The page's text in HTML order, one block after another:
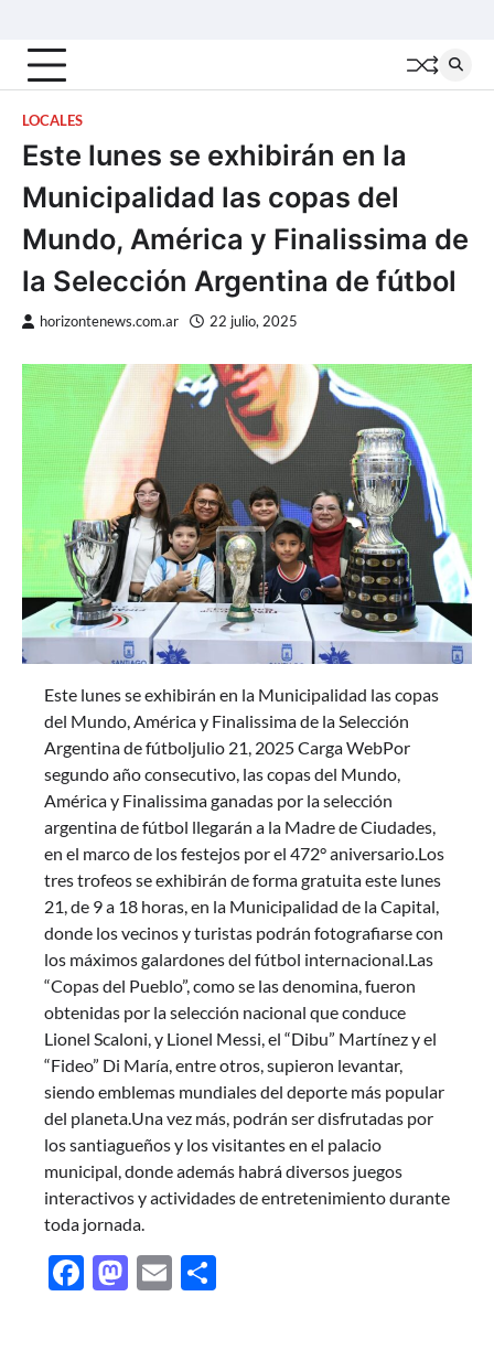
content
LOCALES
Este lunes se exhibirán en la
Municipalidad las copas del
Mundo, América y Finalissima de
la Selección Argentina de fútbol
horizontenews.com.ar 22 julio, 2025
Este lunes se exhibirán en la Municipalidad las copas
del Mundo, América y Finalissima de la Selección
Argentina de fútboljulio 21, 2025 Carga WebPor
segundo año consecutivo, las copas del Mundo,
América y Finalissima ganadas por la selección
argentina de fútbol llegarán a la Madre de Ciudades,
en el marco de los festejos por el 472° aniversario.Los
tres trofeos se exhibirán de forma gratuita este lunes
21, de 9 a 18 horas, en la Municipalidad de la Capital,
donde los vecinos y turistas podrán fotografiarse con
los máximos galardones del fútbol internacional.Las
“Copas del Pueblo”, como se las denomina, fueron
obtenidas por la selección nacional que conduce
Lionel Scaloni, y Lionel Messi, el “Dibu” Martínez y el
“Fideo” Di María, entre otros, supieron levantar,
siendo emblemas mundiales del deporte más popular
del planeta.Una vez más, podrán ser disfrutadas por
los santiagueños y los visitantes en el palacio
municipal, donde además habrá diversos juegos
interactivos y actividades de entretenimiento durante
toda jornada.
Facebook
Mastodon
Email